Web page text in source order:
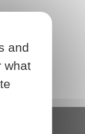
and
what